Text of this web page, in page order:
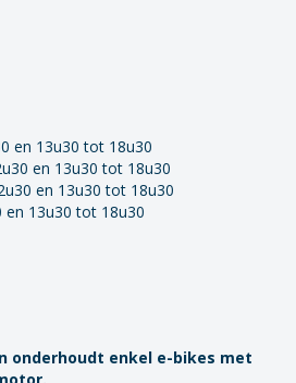
en 13u30 tot 18u30
en 13u30 tot 18u30
en 13u30 tot 18u30
en 13u30 tot 18u30
onderhoudt enkel e-bikes met